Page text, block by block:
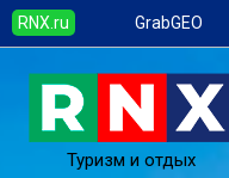
RNX.ru GrabGEO
Туризм и отдых